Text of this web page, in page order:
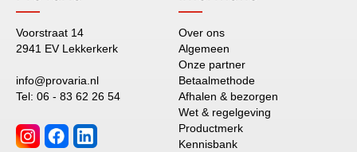
Voorstraat 14
2941 EV Lekkerkerk
info@provaria.nl
Tel: 06 - 83 62 26 54
Over ons
Algemeen
Onze partner
Betaalmethode
Afhalen & bezorgen
Wet & regelgeving
Productmerk
Kennisbank